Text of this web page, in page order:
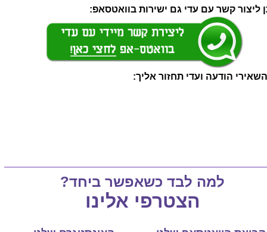
ליצור קשר עם עדי גם ישירות בוואטסאפ:
הודעה ועדי תחזור אליך:
למה לבד כשאפשר ביחד?
הצטרפי אלינו